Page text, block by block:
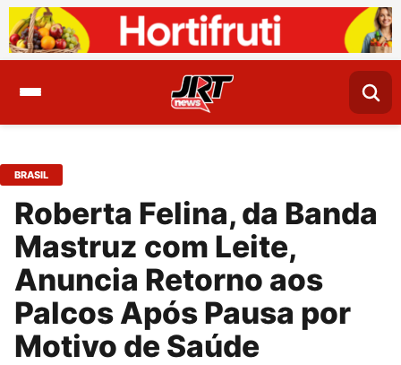
BRASIL
Roberta Felina, da Banda
Mastruz com Leite,
Anuncia Retorno aos
Palcos Após Pausa por
Motivo de Saúde